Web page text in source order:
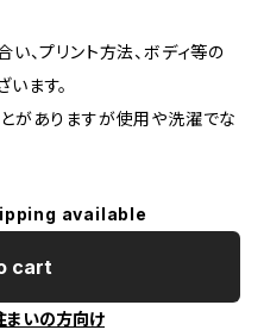
、プリント方法、ボディ等の
ます。
がありますが使用や洗濯でな
available
cart
まいの方向け